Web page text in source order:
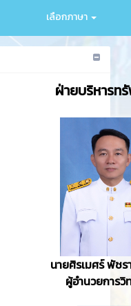
เลือกภาษา
ฝ่ายบริหารท
นายศิรเมศร์ พัช
ผู้อำนวยการวิ